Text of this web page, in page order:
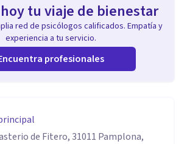
tu viaje de bienestar
red de psicólogos calificados. Empatía y
experiencia a tu servicio.
profesionales
de Fitero, 31011 Pamplona,